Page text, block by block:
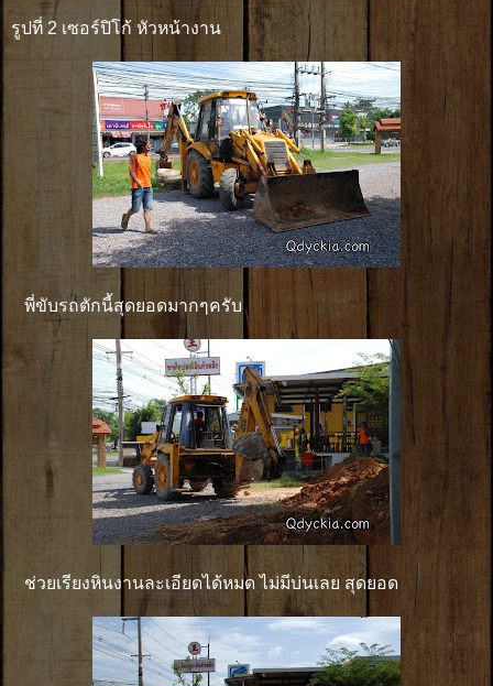
รูปที่ 2 เซอร์ปิโก้ หัวหน้างาน
พี่ขับรถตักนี้สุดยอดมากๆครับ
ช่วยเรียงหินงานละเอียดได้หมด ไม่มีบ่นเลย สุดยอด